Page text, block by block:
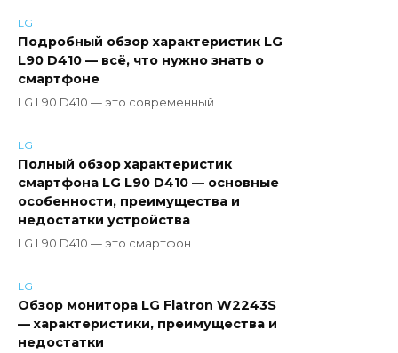
LG
Подробный обзор характеристик LG
L90 D410 — всё, что нужно знать о
смартфоне
LG L90 D410 — это современный
LG
Полный обзор характеристик
смартфона LG L90 D410 — основные
особенности, преимущества и
недостатки устройства
LG L90 D410 — это смартфон
LG
Обзор монитора LG Flatron W2243S
— характеристики, преимущества и
недостатки